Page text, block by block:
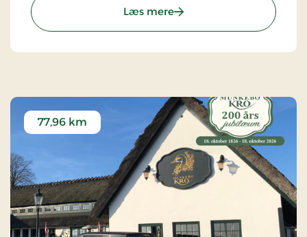
Læs mere: Hotel Falster, Signature
77,96 km